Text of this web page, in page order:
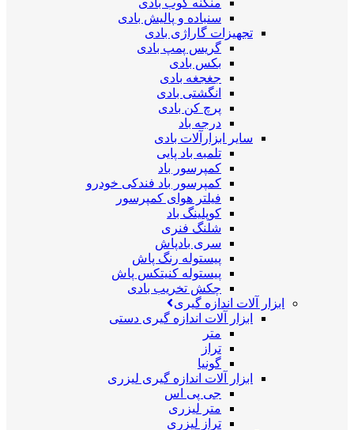
منگنه کوب بادی
سنباده و پالیش بادی
تجهیزات گاراژی بادی
گریس پمپ بادی
بکس بادی
جغجغه بادی
انگشتی بادی
پرچ کن بادی
درجه باد
سایر ابزارآلات بادی
تلمبه باد پایی
کمپرسور باد
کمپرسور باد فندکی خودرو
فیلتر هوای کمپرسور
کوپلینگ باد
شلنگ فنری
سری بادپاش
پیستوله رنگ پاش
پیستوله کنیتکس پاش
چکش تخریب بادی
ابزار آلات اندازه گیری
ابزار آلات اندازه گیری دستی
متر
تراز
گونیا
ابزار آلات اندازه گیری لیزری
جی پی اس
متر لیزری
تراز لیزری